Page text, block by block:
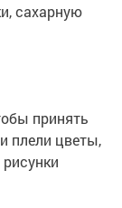
сахарную
принять
плели цветы,